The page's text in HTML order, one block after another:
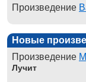
Произведение
Новые
Произведение
Лучит